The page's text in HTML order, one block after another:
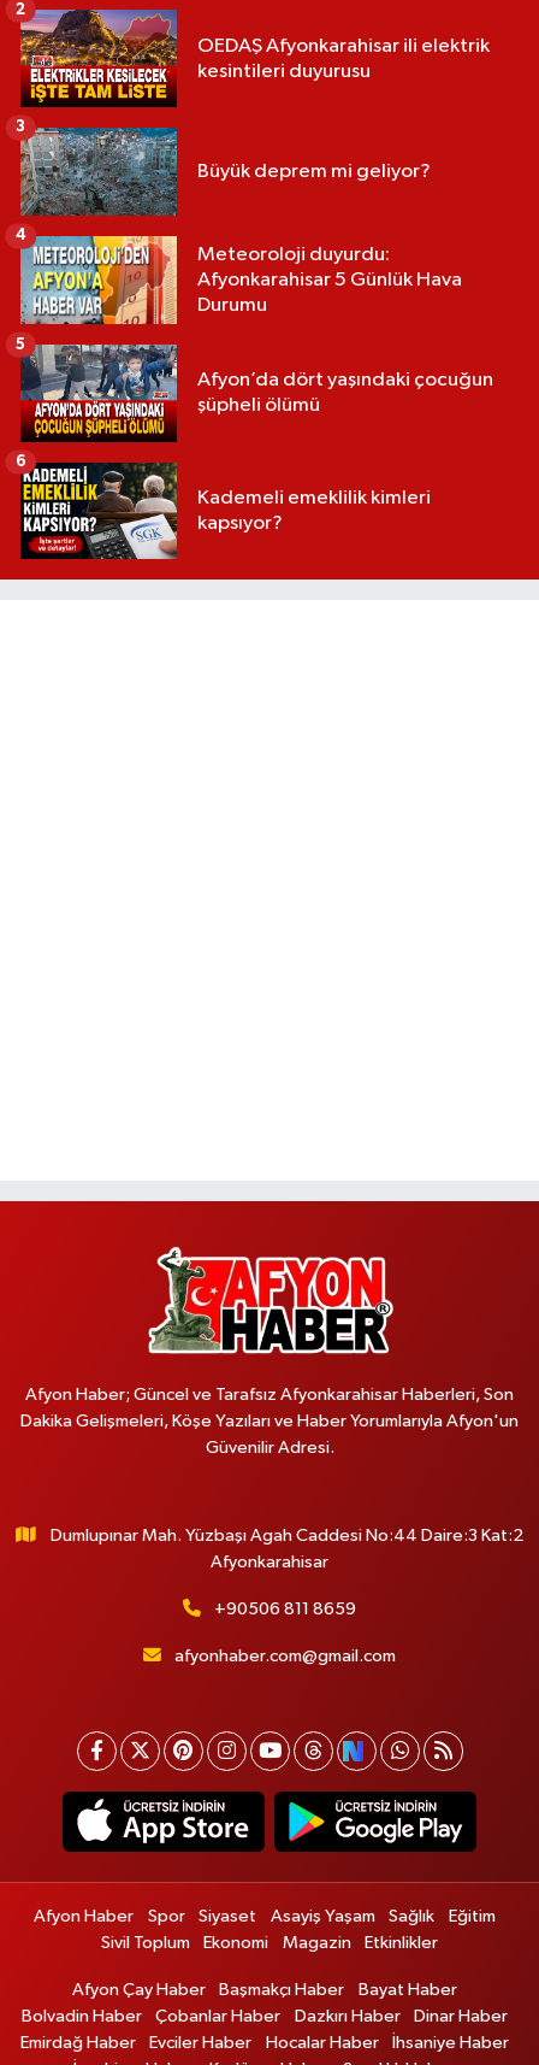
OEDAŞ Afyonkarahisar ili elektrik
kesintileri duyurusu
2
Büyük deprem mi geliyor?
3
Meteoroloji duyurdu:
Afyonkarahisar 5 Günlük Hava
Durumu
4
Afyon’da dört yaşındaki çocuğun
şüpheli ölümü
5
Kademeli emeklilik kimleri
kapsıyor?
6
Afyon Haber; Güncel ve Tarafsız Afyonkarahisar Haberleri, Son
Dakika Gelişmeleri, Köşe Yazıları ve Haber Yorumlarıyla Afyon'un
Güvenilir Adresi.
Dumlupınar Mah. Yüzbaşı Agah Caddesi No:44 Daire:3 Kat:2
Afyonkarahisar
+90506 811 8659
afyonhaber.com@gmail.com
Afyon Haber Spor Siyaset Asayiş Yaşam Sağlık
Eğitim
Sivil Toplum
Ekonomi Magazin Etkinlikler
Afyon Çay Haber Başmakçı Haber
Bayat Haber
Bolvadin Haber
Çobanlar Haber Dazkırı Haber
Dinar Haber
Emirdağ Haber
Evciler Haber Hocalar Haber
İhsaniye Haber